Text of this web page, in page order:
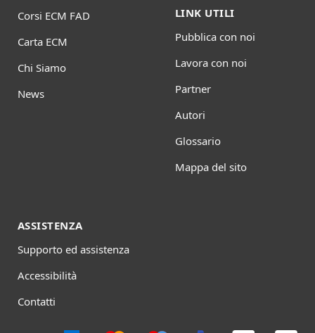
Corsi ECM FAD
Carta ECM
Chi Siamo
News
LINK UTILI
Pubblica con noi
Lavora con noi
Partner
Autori
Glossario
Mappa del sito
ASSISTENZA
Supporto ed assistenza
Accessibilità
Contatti